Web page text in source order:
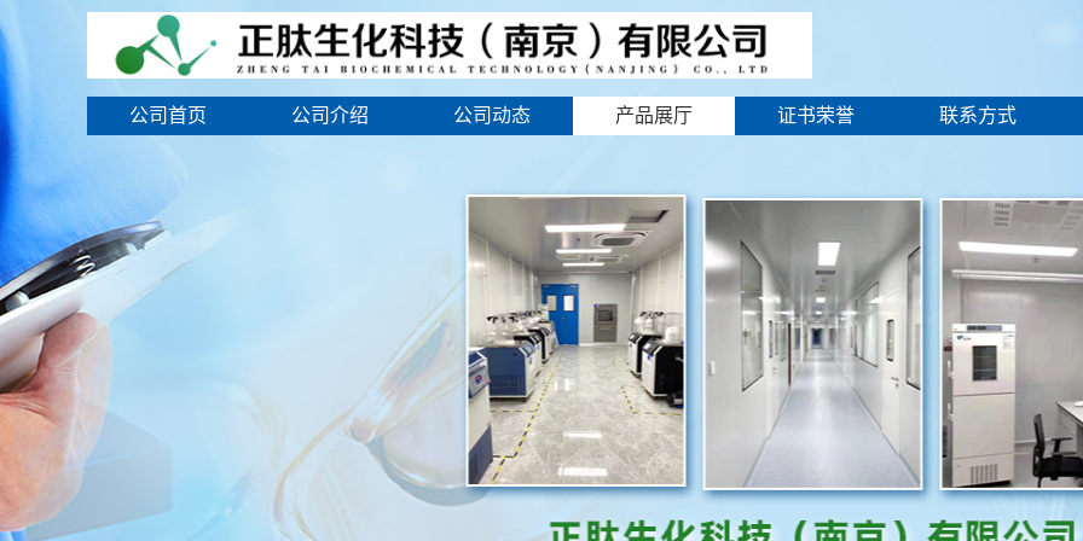
公司首页 公司介绍 公司动态 产品展厅 证书荣誉 联系方式